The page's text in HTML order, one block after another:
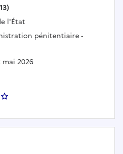
l'État
pénitentiaire -
mai 2026
: Responsable des services